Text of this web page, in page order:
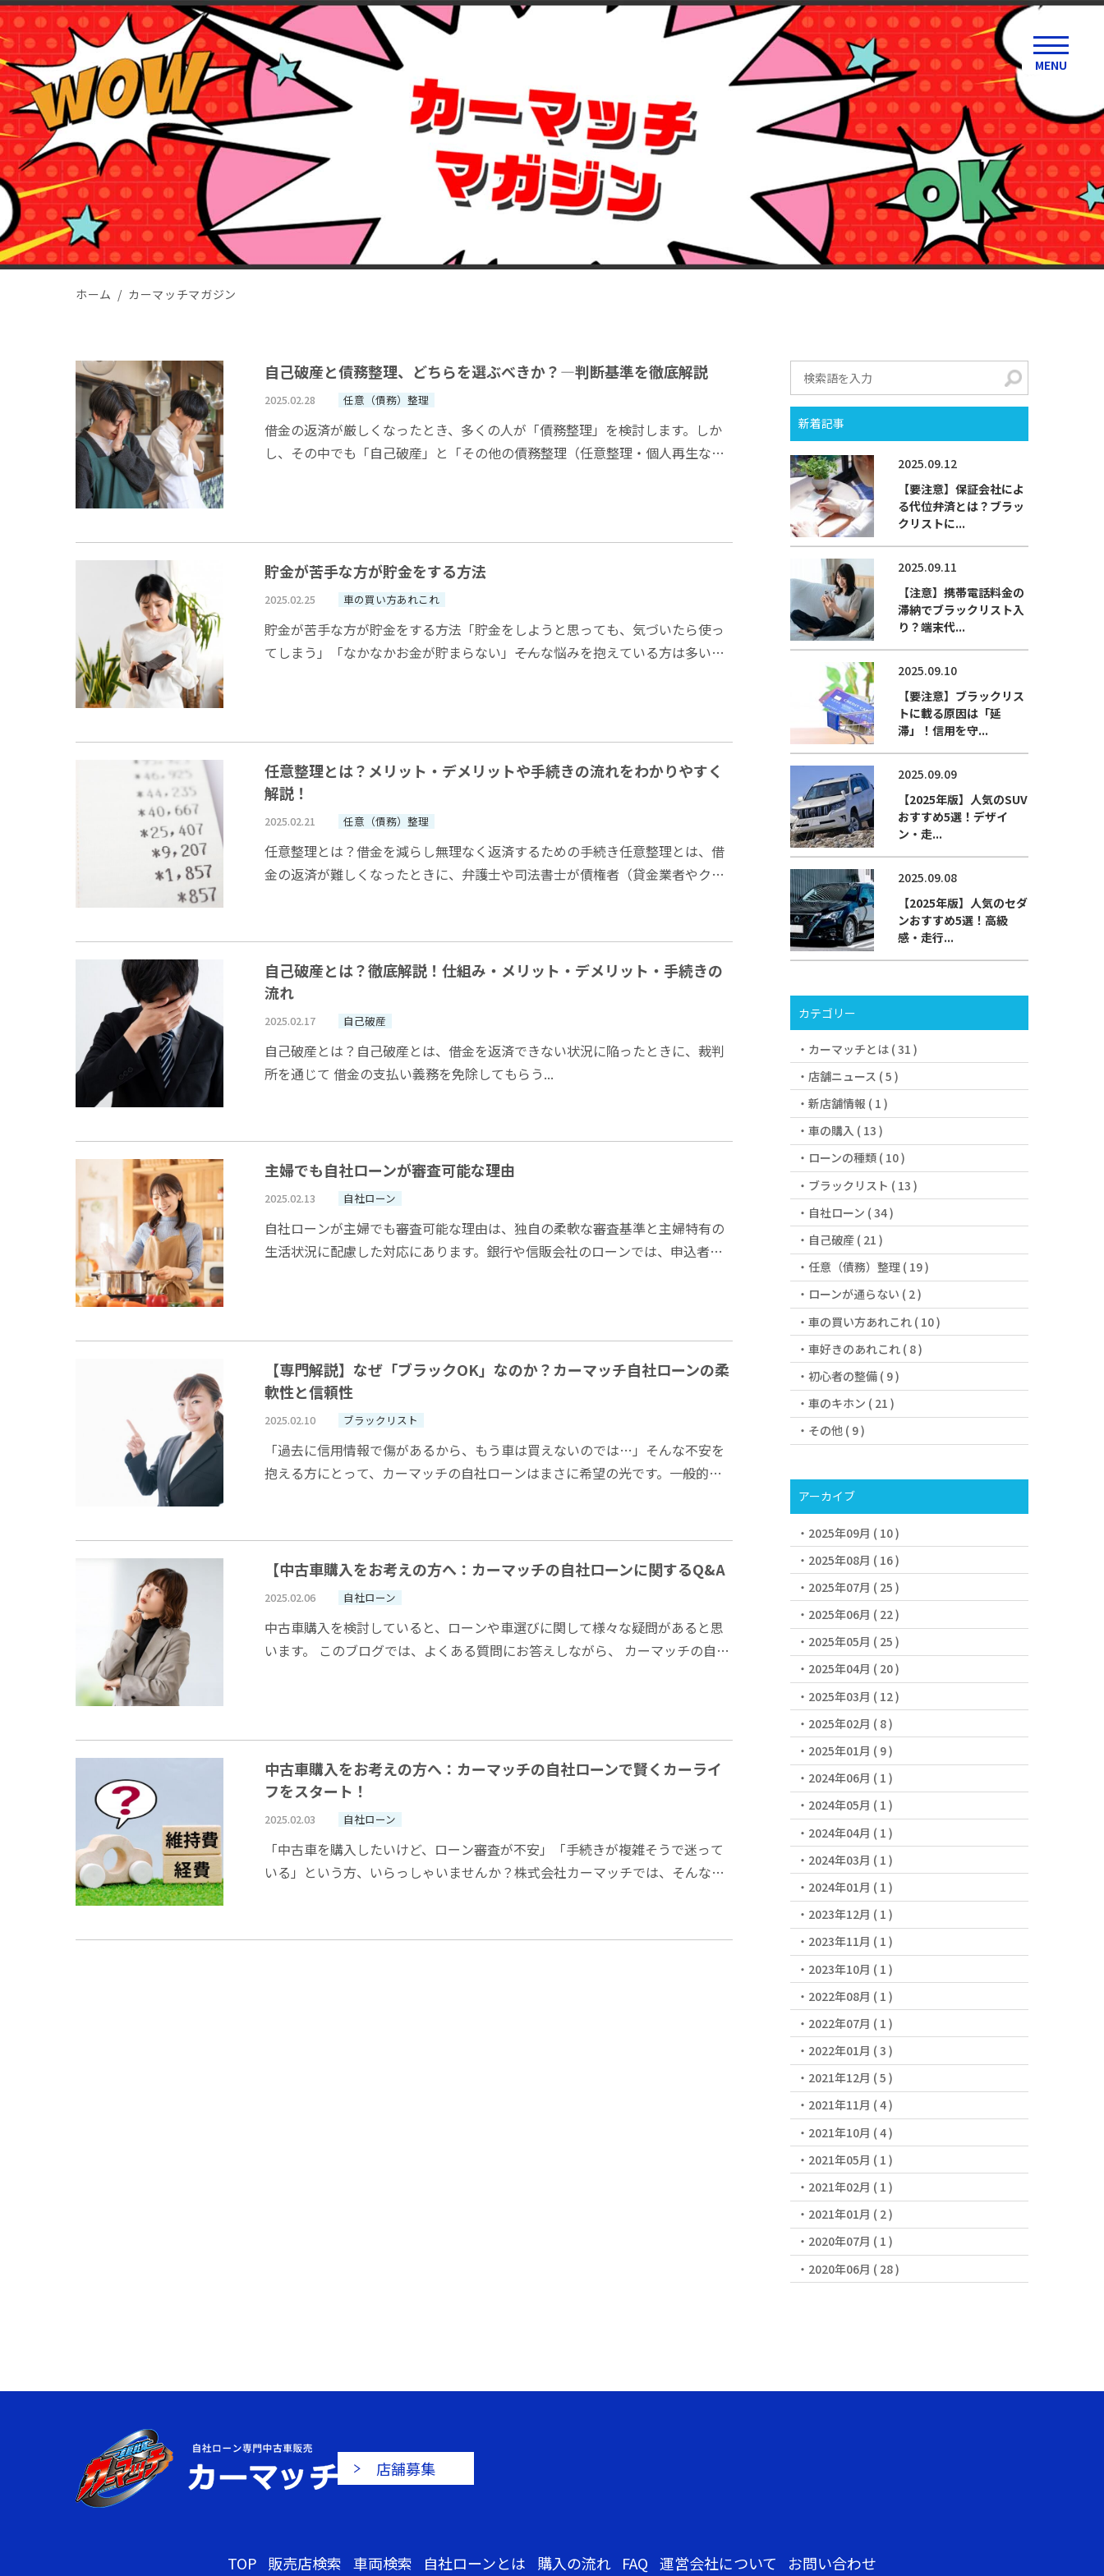
ホーム カーマッチマガジン
自己破産と債務整理、どちらを選ぶべきか？—判断基準を徹底解説
2025.02.28 任意（債務）整理
借金の返済が厳しくなったとき、多くの人が「債務整理」を検討します。しか
し、その中でも「自己破産」と「その他の債務整理（任意整理・個人再生な
貯金が苦手な方が貯金をする方法
2025.02.25 車の買い方あれこれ
貯金が苦手な方が貯金をする方法「貯金をしようと思っても、気づいたら使っ
てしまう」「なかなかお金が貯まらない」――そんな悩みを抱えている方は多いの
任意整理とは？メリット・デメリットや手続きの流れをわかりやすく
解説！
2025.02.21 任意（債務）整理
任意整理とは？借金を減らし無理なく返済するための手続き任意整理とは、借
金の返済が難しくなったときに、弁護士や司法書士が債権者（貸金業者やクレ
自己破産とは？徹底解説！仕組み・メリット・デメリット・手続きの
流れ
2025.02.17 自己破産
自己破産とは？自己破産とは、借金を返済できない状況に陥ったときに、裁判
所を通じて 借金の支払い義務を免除してもらう...
主婦でも自社ローンが審査可能な理由
2025.02.13 自社ローン
自社ローンが主婦でも審査可能な理由は、独自の柔軟な審査基準と主婦特有の
生活状況に配慮した対応にあります。銀行や信販会社のローンでは、申込者自
【専門解説】なぜ「ブラックOK」なのか？カーマッチ自社ローンの柔
軟性と信頼性
2025.02.10 ブラックリスト
「過去に信用情報で傷があるから、もう車は買えないのでは…」そんな不安を
抱える方にとって、カーマッチの自社ローンはまさに希望の光です。一般的な
【中古車購入をお考えの方へ：カーマッチの自社ローンに関するQ&A
2025.02.06 自社ローン
中古車購入を検討していると、ローンや車選びに関して様々な疑問があると思
います。 このブログでは、よくある質問にお答えしながら、 カーマッチの自社
中古車購入をお考えの方へ：カーマッチの自社ローンで賢くカーライ
フをスタート！
2025.02.03 自社ローン
「中古車を購入したいけど、ローン審査が不安」「手続きが複雑そうで迷って
いる」という方、いらっしゃいませんか？株式会社カーマッチでは、そんなお
新着記事
2025.09.12
【要注意】保証会社によ
る代位弁済とは？ブラッ
クリストに...
2025.09.11
【注意】携帯電話料金の
滞納でブラックリスト入
り？端末代...
2025.09.10
【要注意】ブラックリス
トに載る原因は「延
滞」！信用を守...
2025.09.09
【2025年版】人気のSUV
おすすめ5選！デザイ
ン・走...
2025.09.08
【2025年版】人気のセダ
ンおすすめ5選！高級
感・走行...
カテゴリー
カーマッチとは ( 31 )
店舗ニュース ( 5 )
新店舗情報 ( 1 )
車の購入 ( 13 )
ローンの種類 ( 10 )
ブラックリスト ( 13 )
自社ローン ( 34 )
自己破産 ( 21 )
任意（債務）整理 ( 19 )
ローンが通らない ( 2 )
車の買い方あれこれ ( 10 )
車好きのあれこれ ( 8 )
初心者の整備 ( 9 )
車のキホン ( 21 )
その他 ( 9 )
アーカイブ
2025年09月 ( 10 )
2025年08月 ( 16 )
2025年07月 ( 25 )
2025年06月 ( 22 )
2025年05月 ( 25 )
2025年04月 ( 20 )
2025年03月 ( 12 )
2025年02月 ( 8 )
2025年01月 ( 9 )
2024年06月 ( 1 )
2024年05月 ( 1 )
2024年04月 ( 1 )
2024年03月 ( 1 )
2024年01月 ( 1 )
2023年12月 ( 1 )
2023年11月 ( 1 )
2023年10月 ( 1 )
2022年08月 ( 1 )
2022年07月 ( 1 )
2022年01月 ( 3 )
2021年12月 ( 5 )
2021年11月 ( 4 )
2021年10月 ( 4 )
2021年05月 ( 1 )
2021年02月 ( 1 )
2021年01月 ( 2 )
2020年07月 ( 1 )
2020年06月 ( 28 )
店舗募集
TOP 販売店検索 車両検索 自社ローンとは 購入の流れ FAQ 運営会社について
お問い合わせ